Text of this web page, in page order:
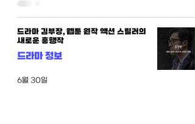
드라마 김부장, 웹툰 원작 액션 스릴러의
새로운 흥행작
드라마 정보
6월 30일